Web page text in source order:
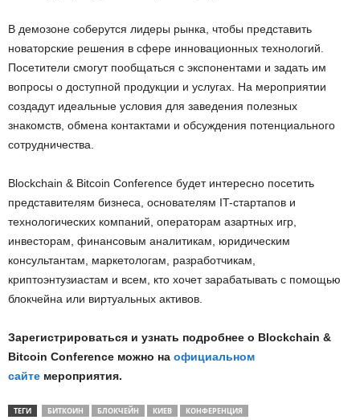
В демозоне соберутся лидеры рынка, чтобы представить
новаторские решения в сфере инновационных технологий.
Посетители смогут пообщаться с экспонентами и задать им
вопросы о доступной продукции и услугах. На мероприятии
создадут идеальные условия для заведения полезных
знакомств, обмена контактами и обсуждения потенциального
сотрудничества.
Blockchain & Bitcoin Conference будет интересно посетить
представителям бизнеса, основателям IT-стартапов и
технологических компаний, операторам азартных игр,
инвесторам, финансовым аналитикам, юридическим
консультантам, маркетологам, разработчикам,
криптоэнтузиастам и всем, кто хочет зарабатывать с помощью
блокчейна или виртуальных активов.
Зарегистрироваться и узнать подробнее о Blockchain &
Bitcoin Conference можно на официальном
сайте мероприятия.
ТЕГИ БИТКОИН БЛОКЧЕЙН КИЕВ КОНФЕРЕНЦИЯ